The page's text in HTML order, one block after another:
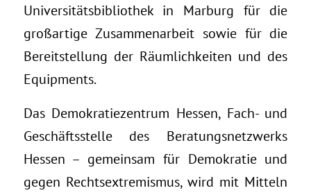
Universitätsbibliothek in Marburg für die
großartige Zusammenarbeit sowie für die
Bereitstellung der Räumlichkeiten und des
Equipments.
Das Demokratiezentrum Hessen, Fach- und
Geschäftsstelle des Beratungsnetzwerks
Hessen – gemeinsam für Demokratie und
gegen Rechtsextremismus, wird mit Mitteln